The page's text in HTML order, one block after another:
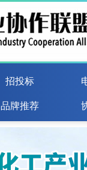
招投标
品牌推荐